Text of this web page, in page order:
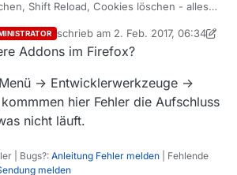
Shift Reload, Cookies löschen - alles
irrelevant, aber da danach gefragt
Environment (build 1.6.0_65-b14-
64-Bit Server VM (build 20.65-b04-
irgendwie mit FireFox und dem Forum zu
schrieb am 2. Feb. 2017, 06:34
zuletzt editiert von alex2. Feb.
Addons im Firefox?
-> Entwicklerwerkzeuge ->
hier Fehler die Aufschluss
nicht läuft.
| Bugs?: Anleitung Fehler melden | Fehlende
melden